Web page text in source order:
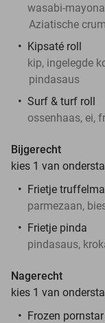
wasabi-
Aziatische
Kipsaté roll
kip, ingelegde
pindasaus
Surf & turf roll
ossenhaas, ei,
Bijgerecht
kies 1 van
Frietje
parmezaan,
Frietje pinda
pindasaus,
Nagerecht
kies 1 van
Frozen